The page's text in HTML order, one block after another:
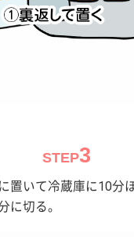
STEP3
置いて冷蔵庫に10分
に切る。